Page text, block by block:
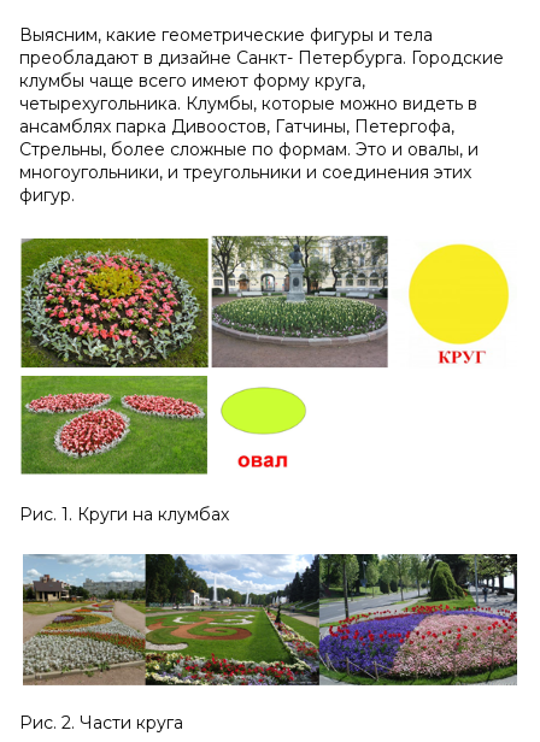
Выясним, какие геометрические фигуры и тела
преобладают в дизайне Санкт- Петербурга. Городские
клумбы чаще всего имеют форму круга,
четырехугольника. Клумбы, которые можно видеть в
ансамблях парка Дивоостов, Гатчины, Петергофа,
Стрельны, более сложные по формам. Это и овалы, и
многоугольники, и треугольники и соединения этих
фигур.
Рис. 1. Круги на клумбах
Рис. 2. Части круга